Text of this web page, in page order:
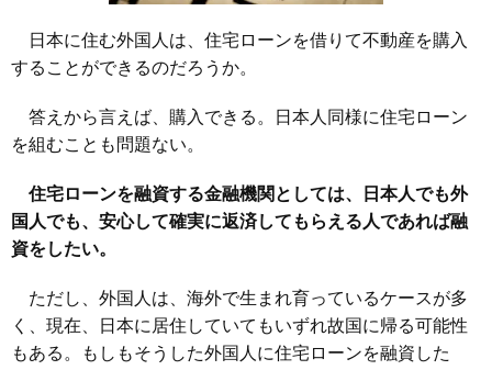
日本に住む外国人は、住宅ローンを借りて不動産を購入
することができるのだろうか。
答えから言えば、購入できる。日本人同様に住宅ローン
を組むことも問題ない。
住宅ローンを融資する金融機関としては、日本人でも外
国人でも、安心して確実に返済してもらえる人であれば融
資をしたい。
ただし、外国人は、海外で生まれ育っているケースが多
く、現在、日本に居住していてもいずれ故国に帰る可能性
もある。もしもそうした外国人に住宅ローンを融資した